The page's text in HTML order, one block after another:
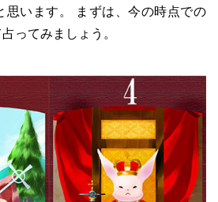
思います。 まずは、今の時点での
ってみましょう。